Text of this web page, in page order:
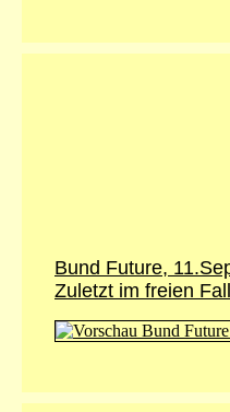
Bund Future,
Zuletzt im freien Fall